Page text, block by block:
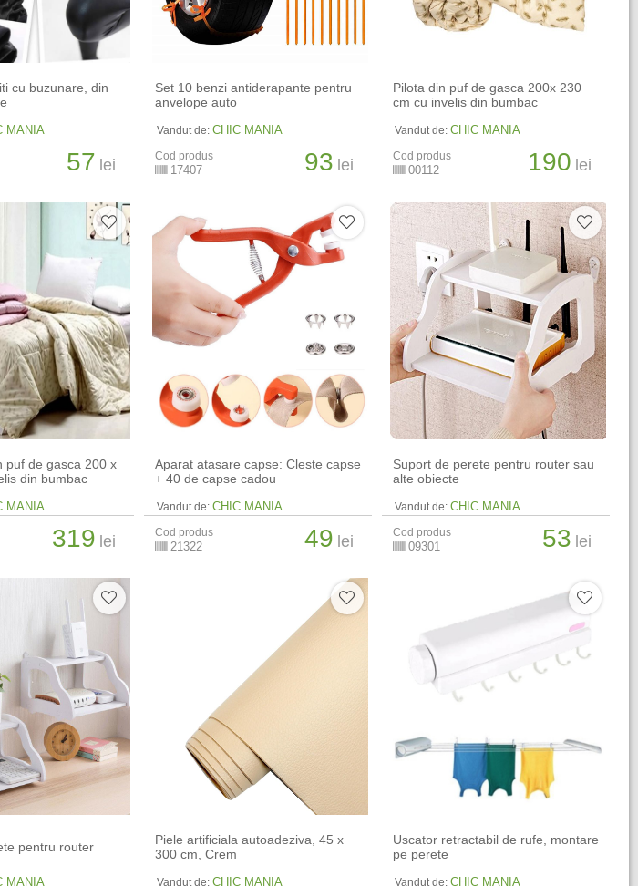
cu buzunare, din
MANIA
57 lei
Set 10 benzi antiderapante pentru
anvelope auto
Vandut de: CHIC MANIA
Cod produs
17407 93 lei
Pilota din puf de gasca 200x 230
cm cu invelis din bumbac
Vandut de: CHIC MANIA
Cod produs
00112 190 lei
puf de gasca 200 x
din bumbac
MANIA
319 lei
Aparat atasare capse: Cleste capse
+ 40 de capse cadou
Vandut de: CHIC MANIA
Cod produs
21322 49 lei
Suport de perete pentru router sau
alte obiecte
Vandut de: CHIC MANIA
Cod produs
09301 53 lei
pentru router
MANIA
Piele artificiala autoadeziva, 45 x
300 cm, Crem
Vandut de: CHIC MANIA
Uscator retractabil de rufe, montare
pe perete
Vandut de: CHIC MANIA